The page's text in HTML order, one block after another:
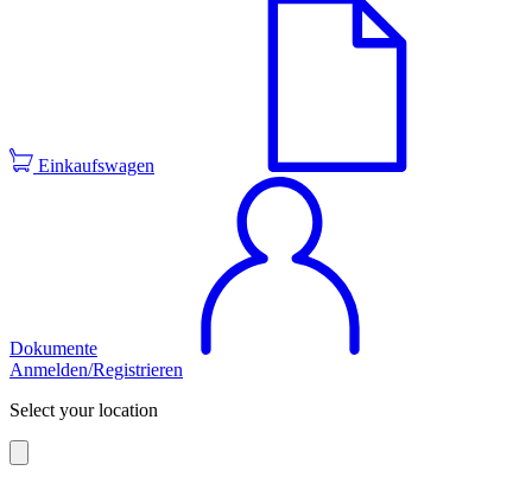
Einkaufswagen
Dokumente
Anmelden/Registrieren
Select your location